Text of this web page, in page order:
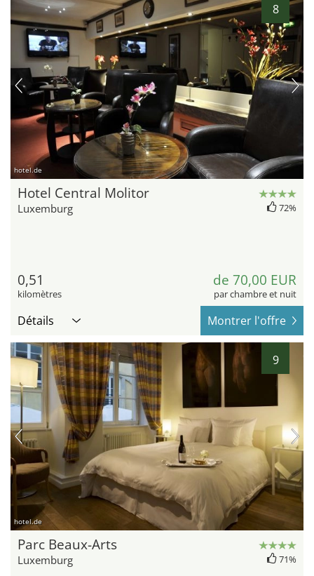
8
hotel.de
Hotel Central Molitor
Luxemburg 72%
0,51
kilomètres
de 70,00 EUR
par chambre et nuit
Détails Montrer l'offre
9
hotel.de
Parc Beaux-Arts
Luxemburg 71%